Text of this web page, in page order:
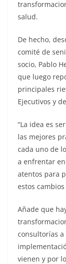
salud.
De hecho,
comité de
socio, Pablo
que luego
principales
Ejecutivos y
“La idea es
las mejores
cada uno de
a enfrentar
atentos para
estos
Añade que
consultorías a
vienen y por